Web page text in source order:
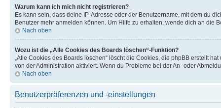
Warum kann ich mich nicht registrieren?
Es kann sein, dass deine IP-Adresse oder der Benutzername, mit dem du
Benutzer mehr anmelden können. Um Hilfe zu erhalten, wende dich an die
Nach oben
Wozu ist die „Alle Cookies des Boards löschen“-Funktion?
„Alle Cookies des Boards löschen“ löscht die Cookies, die phpBB erstellt
von der Administration aktiviert. Wenn du Probleme bei der An- oder
Nach oben
Benutzerpräferenzen und -einstellungen